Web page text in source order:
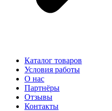
Каталог товаров
Условия работы
О нас
Партнёры
Отзывы
Контакты